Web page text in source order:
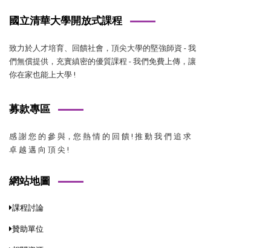
國立清華大學開放式課程
致力於人才培育、回饋社會，頂尖大學的堅強師資 - 我
們無償提供，充實縝密的優質課程 - 我們免費上傳，讓
你在家也能上大學 !
募款專區
感 謝 您 的 參 與，您 熱 情 的 回 饋 ! 推 動 我 們 追 求
卓 越 邁 向 頂 尖 !
網站地圖
課程討論
贊助單位